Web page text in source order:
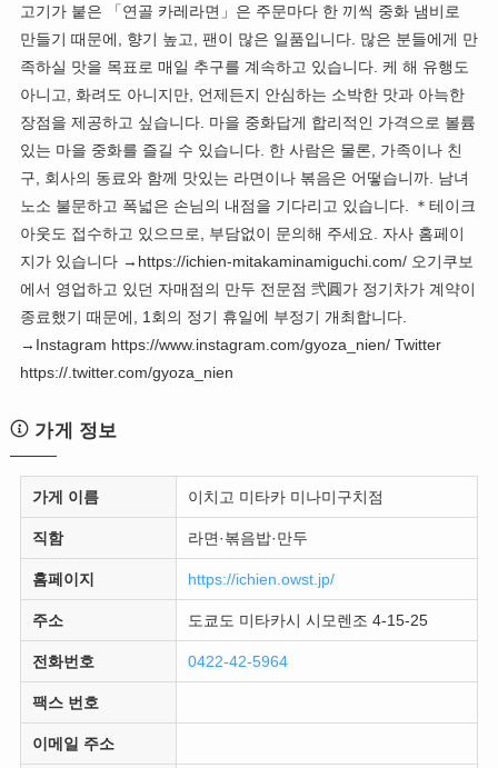
고기가 붙은 「연골 카레라면」은 주문마다 한 끼씩 중화 냄비로
만들기 때문에, 향기 높고, 팬이 많은 일품입니다. 많은 분들에게 만
족하실 맛을 목표로 매일 추구를 계속하고 있습니다. 케 해 유행도
아니고, 화려도 아니지만, 언제든지 안심하는 소박한 맛과 아늑한
장점을 제공하고 싶습니다. 마을 중화답게 합리적인 가격으로 볼륨
있는 마을 중화를 즐길 수 있습니다. 한 사람은 물론, 가족이나 친
구, 회사의 동료와 함께 맛있는 라면이나 볶음은 어떻습니까. 남녀
노소 불문하고 폭넓은 손님의 내점을 기다리고 있습니다. ＊테이크
아웃도 접수하고 있으므로, 부담없이 문의해 주세요. 자사 홈페이
지가 있습니다 →https://ichien-mitakaminamiguchi.com/ 오기쿠보
에서 영업하고 있던 자매점의 만두 전문점 弐圓가 정기차가 계약이
종료했기 때문에, 1회의 정기 휴일에 부정기 개최합니다.
→Instagram https://www.instagram.com/gyoza_nien/ Twitter
https://.twitter.com/gyoza_nien
가게 정보
가게 이름 이치고 미타카 미나미구치점
직함 라면·볶음밥·만두
홈페이지 https://ichien.owst.jp/
주소 도쿄도 미타카시 시모렌조 4-15-25
전화번호 0422-42-5964
팩스 번호
이메일 주소